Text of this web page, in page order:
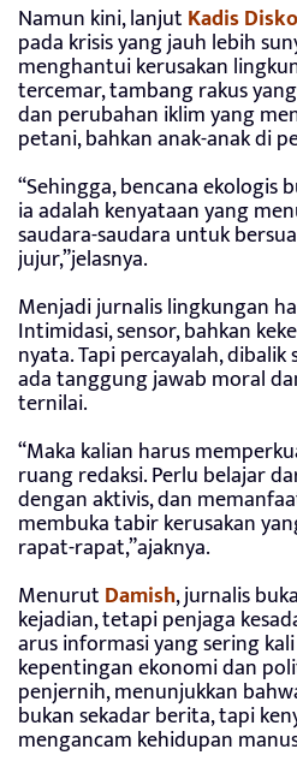
Namun kini, lanjut Kadis
pada krisis yang jauh lebih
menghantui kerusakan
tercemar, tambang rakus
dan perubahan iklim yang
petani, bahkan anak-anak di
“Sehingga, bencana ekologis
ia adalah kenyataan yang
saudara-saudara untuk
jujur,”jelasnya.
Menjadi jurnalis lingkungan
Intimidasi, sensor, bahkan
nyata. Tapi percayalah,
ada tanggung jawab moral
ternilai.
“Maka kalian harus
ruang redaksi. Perlu belajar
dengan aktivis, dan
membuka tabir kerusakan
rapat-rapat,”ajaknya.
Menurut Damish, jurnalis
kejadian, tetapi penjaga
arus informasi yang sering
kepentingan ekonomi dan
penjernih, menunjukkan
bukan sekadar berita, tapi
mengancam kehidupan